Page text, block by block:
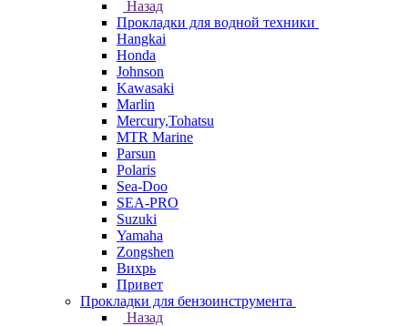
Назад
Прокладки для водной техники
Hangkai
Honda
Johnson
Kawasaki
Marlin
Mercury,Tohatsu
MTR Marine
Parsun
Polaris
Sea-Doo
SEA-PRO
Suzuki
Yamaha
Zongshen
Вихрь
Привет
Прокладки для бензоинструмента
Назад